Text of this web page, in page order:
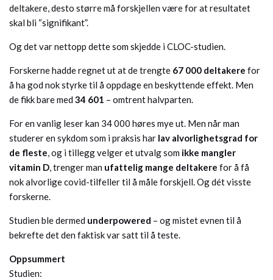
deltakere, desto større må forskjellen være for at resultatet
skal bli “signifikant”.
Og det var nettopp dette som skjedde i CLOC-studien.
Forskerne hadde regnet ut at de trengte 67 000 deltakere for
å ha god nok styrke til å oppdage en beskyttende effekt. Men
de fikk bare med 34 601 – omtrent halvparten.
For en vanlig leser kan 34 000 høres mye ut. Men når man
studerer en sykdom som i praksis har lav alvorlighetsgrad for
de fleste, og i tillegg velger et utvalg som ikke mangler
vitamin D, trenger man ufattelig mange deltakere for å få
nok alvorlige covid-tilfeller til å måle forskjell. Og dét visste
forskerne.
Studien ble dermed underpowered – og mistet evnen til å
bekrefte det den faktisk var satt til å teste.
Oppsummert
Studien: